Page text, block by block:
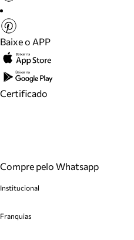
Baixe o APP
Certificado
Compre pelo Whatsapp
Institucional
Cashback
Franquias